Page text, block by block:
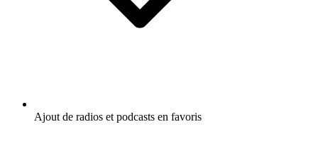
Ajout de radios et podcasts en favoris